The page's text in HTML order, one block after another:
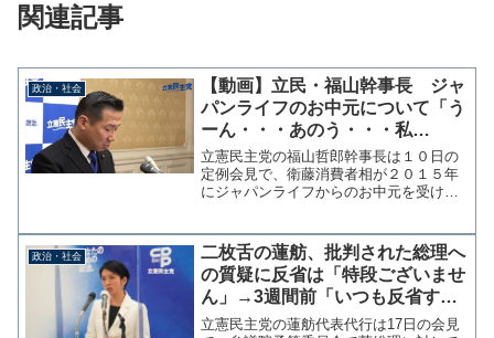
関連記事
政治・社会
【動画】立民・福山幹事長 ジャ
パンライフのお中元について「う
ーん・・・あのう・・・私
は・・」とっても不安そう
立憲民主党の福山哲郎幹事長は１０日の
定例会見で、衛藤消費者相が２０１５年
にジャパンライフからのお中元を受けて
ですか？」と聞き返し、その後「うー
ん」と考え込むなど歯切れの...
政治・社会
二枚舌の蓮舫、批判された総理へ
の質疑に反省は「特段ございませ
ん」→3週間前「いつも反省する
のですが、想いが」
立憲民主党の蓮舫代表代行は17日の会見